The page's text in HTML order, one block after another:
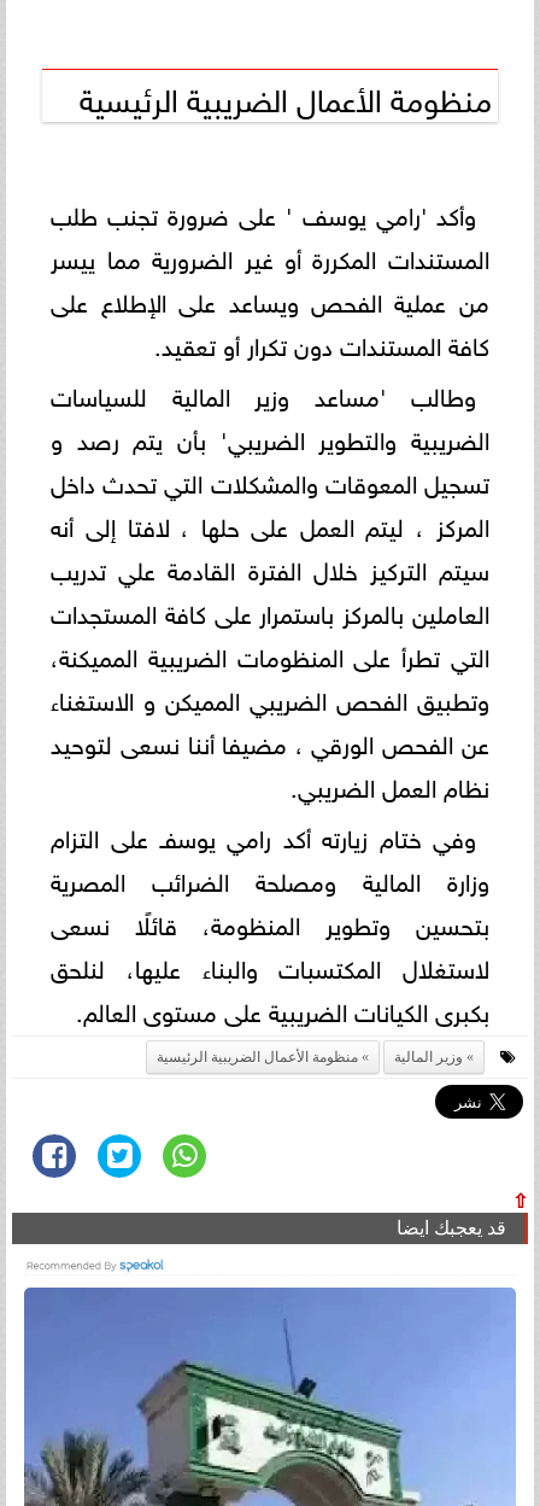
منظومة الأعمال الضريبية الرئيسية
وأكد 'رامي يوسف ' على ضرورة تجنب طلب
المستندات المكررة أو غير الضرورية مما ييسر
من عملية الفحص ويساعد على الإطلاع على
كافة المستندات دون تكرار أو تعقيد.
وطالب 'مساعد وزير المالية للسياسات
الضريبية والتطوير الضريبي' بأن يتم رصد و
تسجيل المعوقات والمشكلات التي تحدث داخل
المركز ، ليتم العمل على حلها ، لافتا إلى أنه
سيتم التركيز خلال الفترة القادمة علي تدريب
العاملين بالمركز باستمرار على كافة المستجدات
التي تطرأ على المنظومات الضريبية المميكنة،
وتطبيق الفحص الضريبي المميكن و الاستغناء
عن الفحص الورقي ، مضيفا أننا نسعى لتوحيد
نظام العمل الضريبي.
وفي ختام زيارته أكد رامي يوسفـ على التزام
وزارة المالية ومصلحة الضرائب المصرية
بتحسين وتطوير المنظومة، قائلًا نسعى
لاستغلال المكتسبات والبناء عليها، لنلحق
بكبرى الكيانات الضريبية على مستوى العالم.
وزير المالية منظومة الأعمال الضريبية الرئيسية
⇧
قد يعجبك ايضا